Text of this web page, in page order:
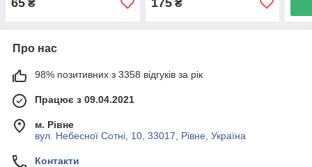
₴ ₴
Про нас
98% позитивних з 3358 відгуків за рік
Працює з 09.04.2021
м. Рівне
вул. Небесної Сотні, 10, 33017, Рівне, Україна
Контакти